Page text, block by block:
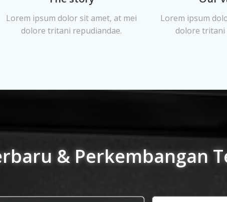
Lorem ipsum dolor sit amet, at mei
dolore tritani repudiandae.
Lorem ipsum
dolore tritani
& Perkembangan